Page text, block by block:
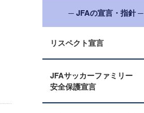
─ JFAの宣言・指針 ─
リスペクト宣言
JFAサッカーファミリー
安全保護宣言